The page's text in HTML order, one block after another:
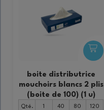
boite distributrice
mouchoirs blancs 2 plis
(boite de 100) (1 u)
Qté. 1 40 80 120